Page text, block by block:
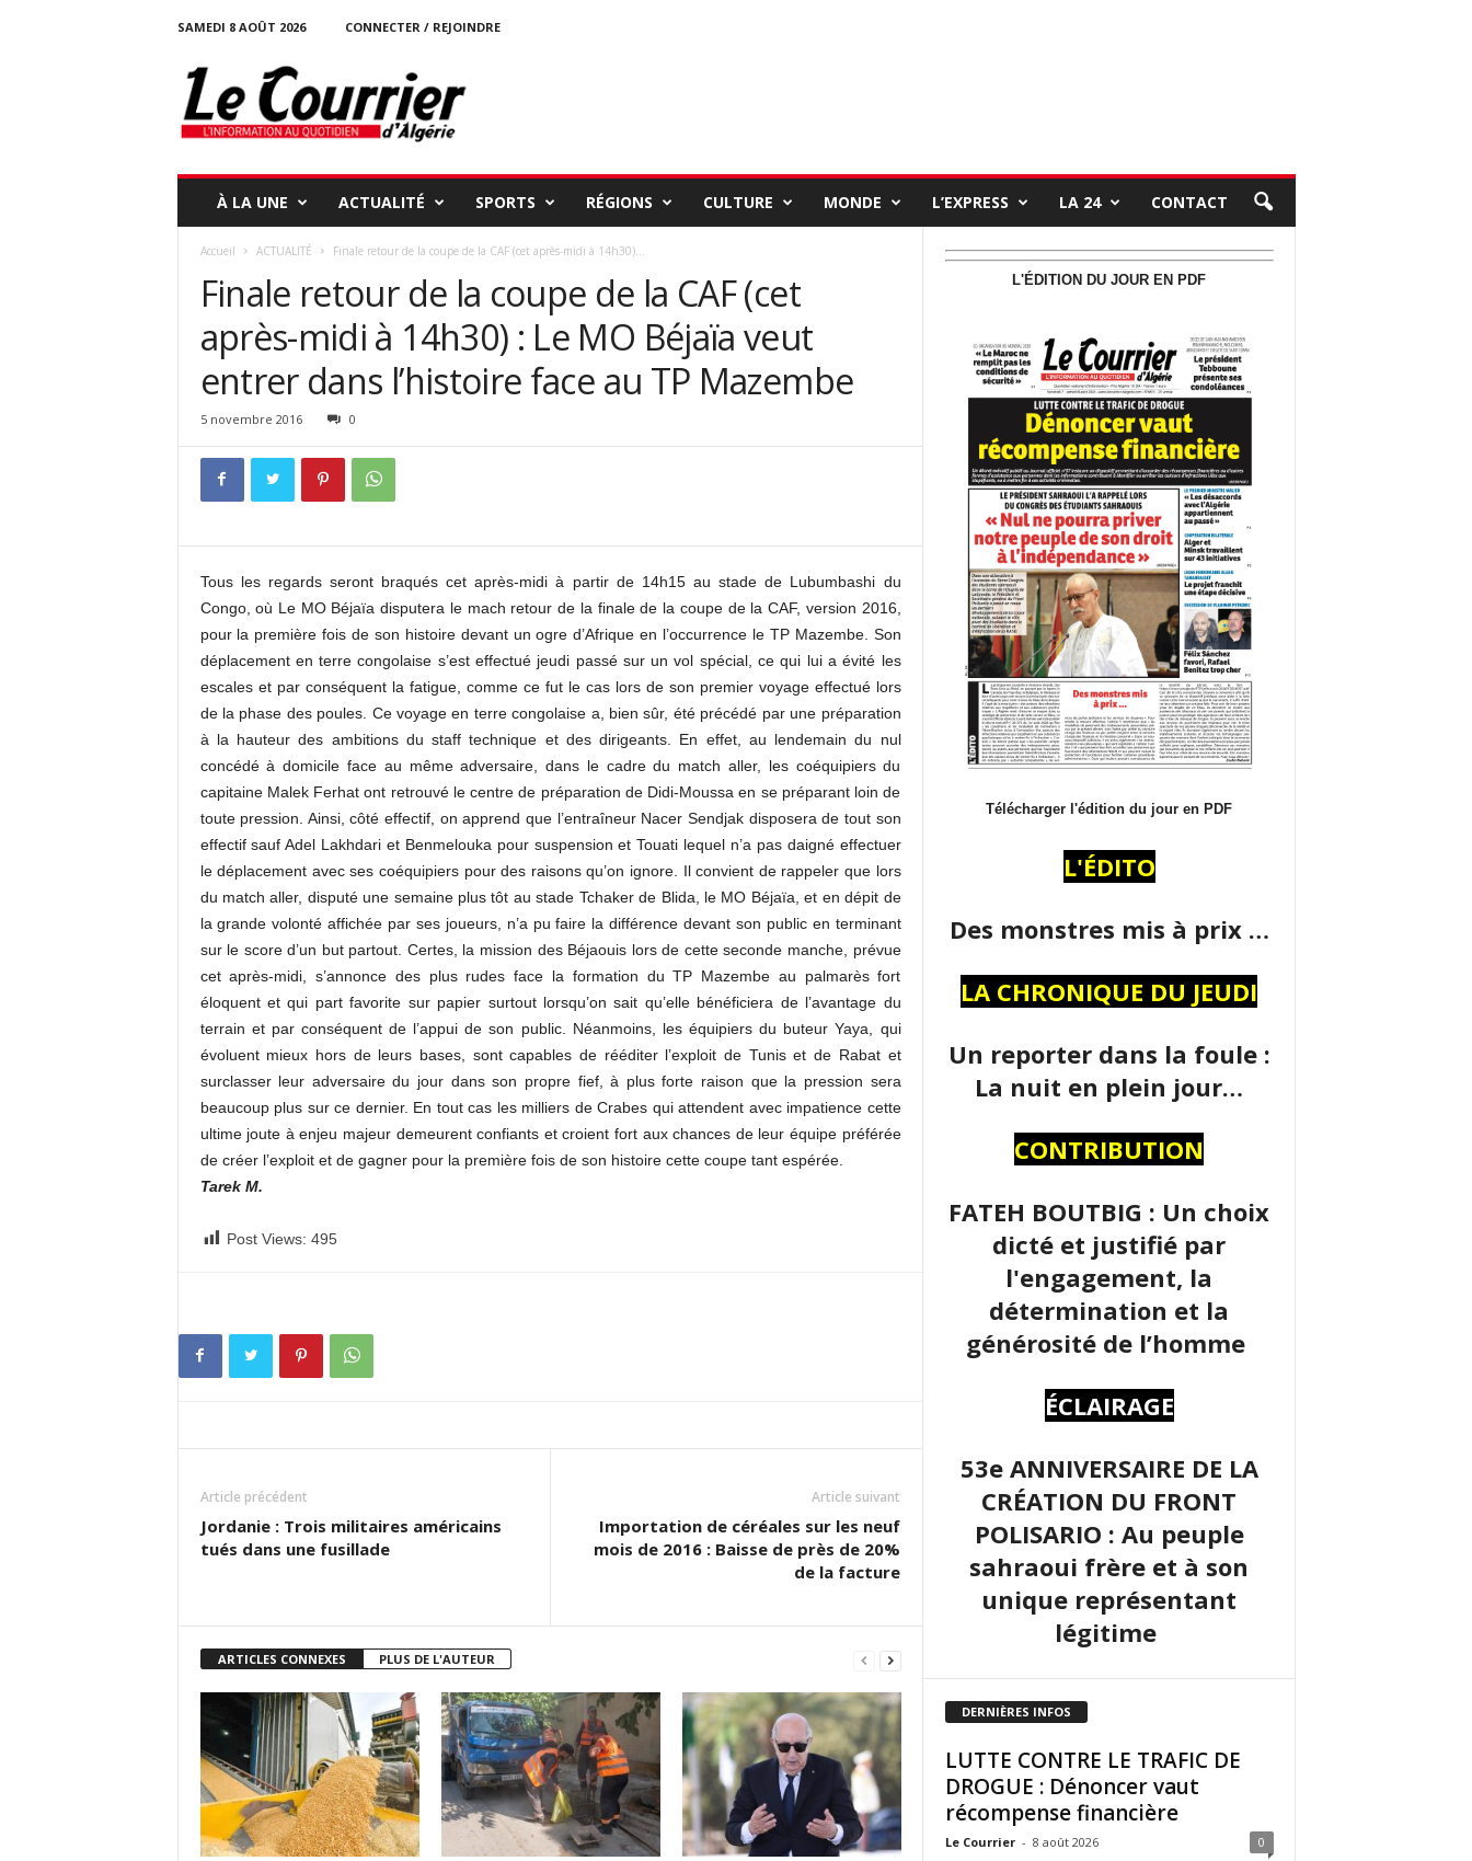
SAMEDI 8 AOÛT 2026
CONNECTER / REJOINDRE
o
u
i
À LA UNE ACTUALITÉ SPORTS RÉGIONS CULTURE MONDE L’EXPRESS LA 24 CONTACT
Accueil ACTUALITÉ Finale retour de la coupe de la CAF (cet après-midi à 14h30)...
Finale retour de la coupe de la CAF (cet
après-midi à 14h30) : Le MO Béjaïa veut
entrer dans l’histoire face au TP Mazembe
5 novembre 2016 0
Tous les regards seront braqués cet après-midi à partir de 14h15 au stade de Lubumbashi du
Congo, où Le MO Béjaïa disputera le mach retour de la finale de la coupe de la CAF, version 2016,
pour la première fois de son histoire devant un ogre d’Afrique en l’occurrence le TP Mazembe. Son
déplacement en terre congolaise s’est effectué jeudi passé sur un vol spécial, ce qui lui a évité les
escales et par conséquent la fatigue, comme ce fut le cas lors de son premier voyage effectué lors
de la phase des poules. Ce voyage en terre congolaise a, bien sûr, été précédé par une préparation
à la hauteur des ambitions du staff technique et des dirigeants. En effet, au lendemain du nul
concédé à domicile face au même adversaire, dans le cadre du match aller, les coéquipiers du
capitaine Malek Ferhat ont retrouvé le centre de préparation de Didi-Moussa en se préparant loin de
toute pression. Ainsi, côté effectif, on apprend que l’entraîneur Nacer Sendjak disposera de tout son
effectif sauf Adel Lakhdari et Benmelouka pour suspension et Touati lequel n’a pas daigné effectuer
le déplacement avec ses coéquipiers pour des raisons qu’on ignore. Il convient de rappeler que lors
du match aller, disputé une semaine plus tôt au stade Tchaker de Blida, le MO Béjaïa, et en dépit de
la grande volonté affichée par ses joueurs, n’a pu faire la différence devant son public en terminant
sur le score d’un but partout. Certes, la mission des Béjaouis lors de cette seconde manche, prévue
cet après-midi, s’annonce des plus rudes face la formation du TP Mazembe au palmarès fort
éloquent et qui part favorite sur papier surtout lorsqu’on sait qu’elle bénéficiera de l’avantage du
terrain et par conséquent de l’appui de son public. Néanmoins, les équipiers du buteur Yaya, qui
évoluent mieux hors de leurs bases, sont capables de rééditer l’exploit de Tunis et de Rabat et
surclasser leur adversaire du jour dans son propre fief, à plus forte raison que la pression sera
beaucoup plus sur ce dernier. En tout cas les milliers de Crabes qui attendent avec impatience cette
ultime joute à enjeu majeur demeurent confiants et croient fort aux chances de leur équipe préférée
de créer l’exploit et de gagner pour la première fois de son histoire cette coupe tant espérée.
Tarek M.
Post Views: 495
Article précédent
Jordanie : Trois militaires américains
tués dans une fusillade
Article suivant
Importation de céréales sur les neuf
mois de 2016 : Baisse de près de 20%
de la facture
ARTICLES CONNEXES PLUS DE L'AUTEUR
L'ÉDITION DU JOUR EN PDF
Télécharger l'édition du jour en PDF
L'ÉDITO
Des monstres mis à prix …
LA CHRONIQUE DU JEUDI
Un reporter dans la foule :
La nuit en plein jour…
CONTRIBUTION
FATEH BOUTBIG : Un choix
dicté et justifié par
l'engagement, la
détermination et la
générosité de l’homme
ÉCLAIRAGE
53e ANNIVERSAIRE DE LA
CRÉATION DU FRONT
POLISARIO : Au peuple
sahraoui frère et à son
unique représentant
légitime
DERNIÈRES INFOS
LUTTE CONTRE LE TRAFIC DE
DROGUE : Dénoncer vaut
récompense financière
Le Courrier - 8 août 2026 0